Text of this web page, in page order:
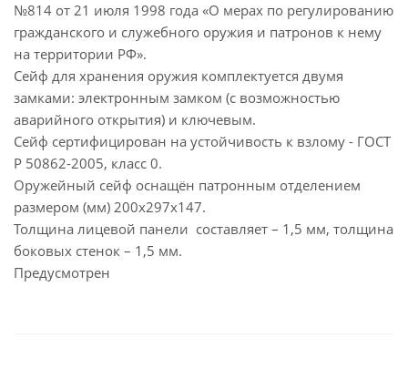
№814 от 21 июля 1998 года «О мерах по регулированию
гражданского и служебного оружия и патронов к нему
на территории РФ».
Сейф для хранения оружия комплектуется двумя
замками: электронным замком (с возможностью
аварийного открытия) и ключевым.
Сейф сертифицирован на устойчивость к взлому - ГОСТ
Р 50862-2005, класс 0.
Оружейный сейф оснащён патронным отделением
размером (мм) 200x297x147.
Толщина лицевой панели составляет – 1,5 мм, толщина
боковых стенок – 1,5 мм.
Предусмотрен